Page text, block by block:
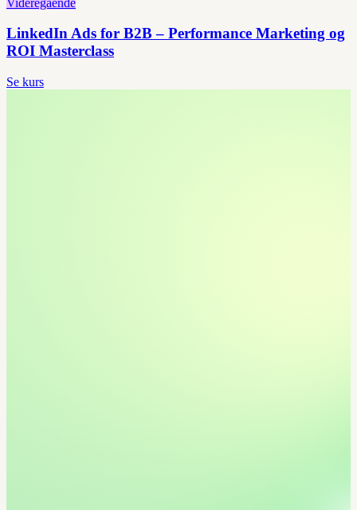
LinkedIn Ads for B2B – Performance Marketing og
ROI Masterclass
Se kurs